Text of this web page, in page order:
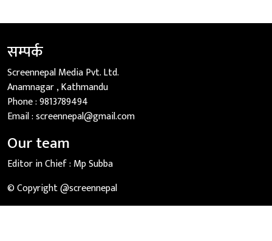
सम्पर्क
Screennepal Media Pvt. Ltd.
Anamnagar , Kathmandu
Phone :9813789494
Email :screennepal@gmail.com
Our team
Editor in Chief : Mp Subba
© Copyright @screennepal